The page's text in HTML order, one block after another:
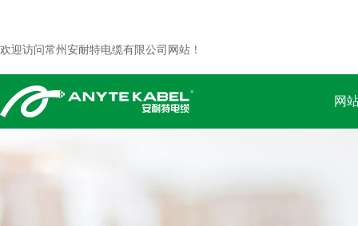
欢迎访问常州安耐特电缆有限公司网站！
网